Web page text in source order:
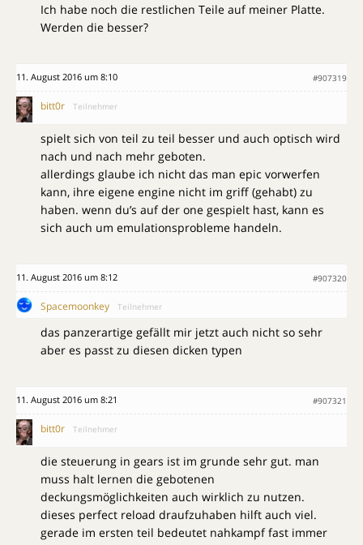
Ich habe noch die restlichen Teile auf meiner Platte.
Werden die besser?
11. August 2016 um 8:10 #907319
bitt0r Teilnehmer
spielt sich von teil zu teil besser und auch optisch wird
nach und nach mehr geboten.
allerdings glaube ich nicht das man epic vorwerfen
kann, ihre eigene engine nicht im griff (gehabt) zu
haben. wenn du’s auf der one gespielt hast, kann es
sich auch um emulationsprobleme handeln.
11. August 2016 um 8:12 #907320
Spacemoonkey Teilnehmer
das panzerartige gefällt mir jetzt auch nicht so sehr
aber es passt zu diesen dicken typen
11. August 2016 um 8:21 #907321
bitt0r Teilnehmer
die steuerung in gears ist im grunde sehr gut. man
muss halt lernen die gebotenen
deckungsmöglichkeiten auch wirklich zu nutzen.
dieses perfect reload draufzuhaben hilft auch viel.
gerade im ersten teil bedeutet nahkampf fast immer